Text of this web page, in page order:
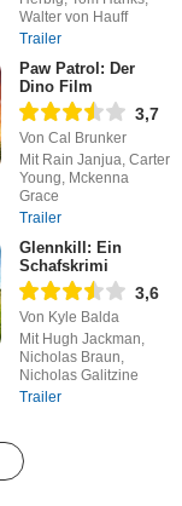
Walter von Hauff
Trailer
Paw Patrol: Der
Dino Film
3,7
Von Cal Brunker
Mit Rain Janjua, Carter
Young, Mckenna
Grace
Trailer
Glennkill: Ein
Schafskrimi
3,6
Von Kyle Balda
Mit Hugh Jackman,
Nicholas Braun,
Nicholas Galitzine
Trailer